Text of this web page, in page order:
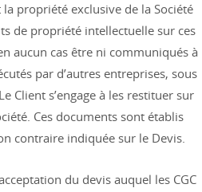
propriété exclusive de la Société
de propriété intellectuelle sur ces
aucun cas être ni communiqués à
par d’autres entreprises, sous
Client s’engage à les restituer sur
Ces documents sont établis
contraire indiquée sur le Devis.
du devis auquel les CGC